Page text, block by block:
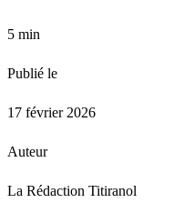
5 min
Publié le
17 février 2026
Auteur
La Rédaction Titiranol